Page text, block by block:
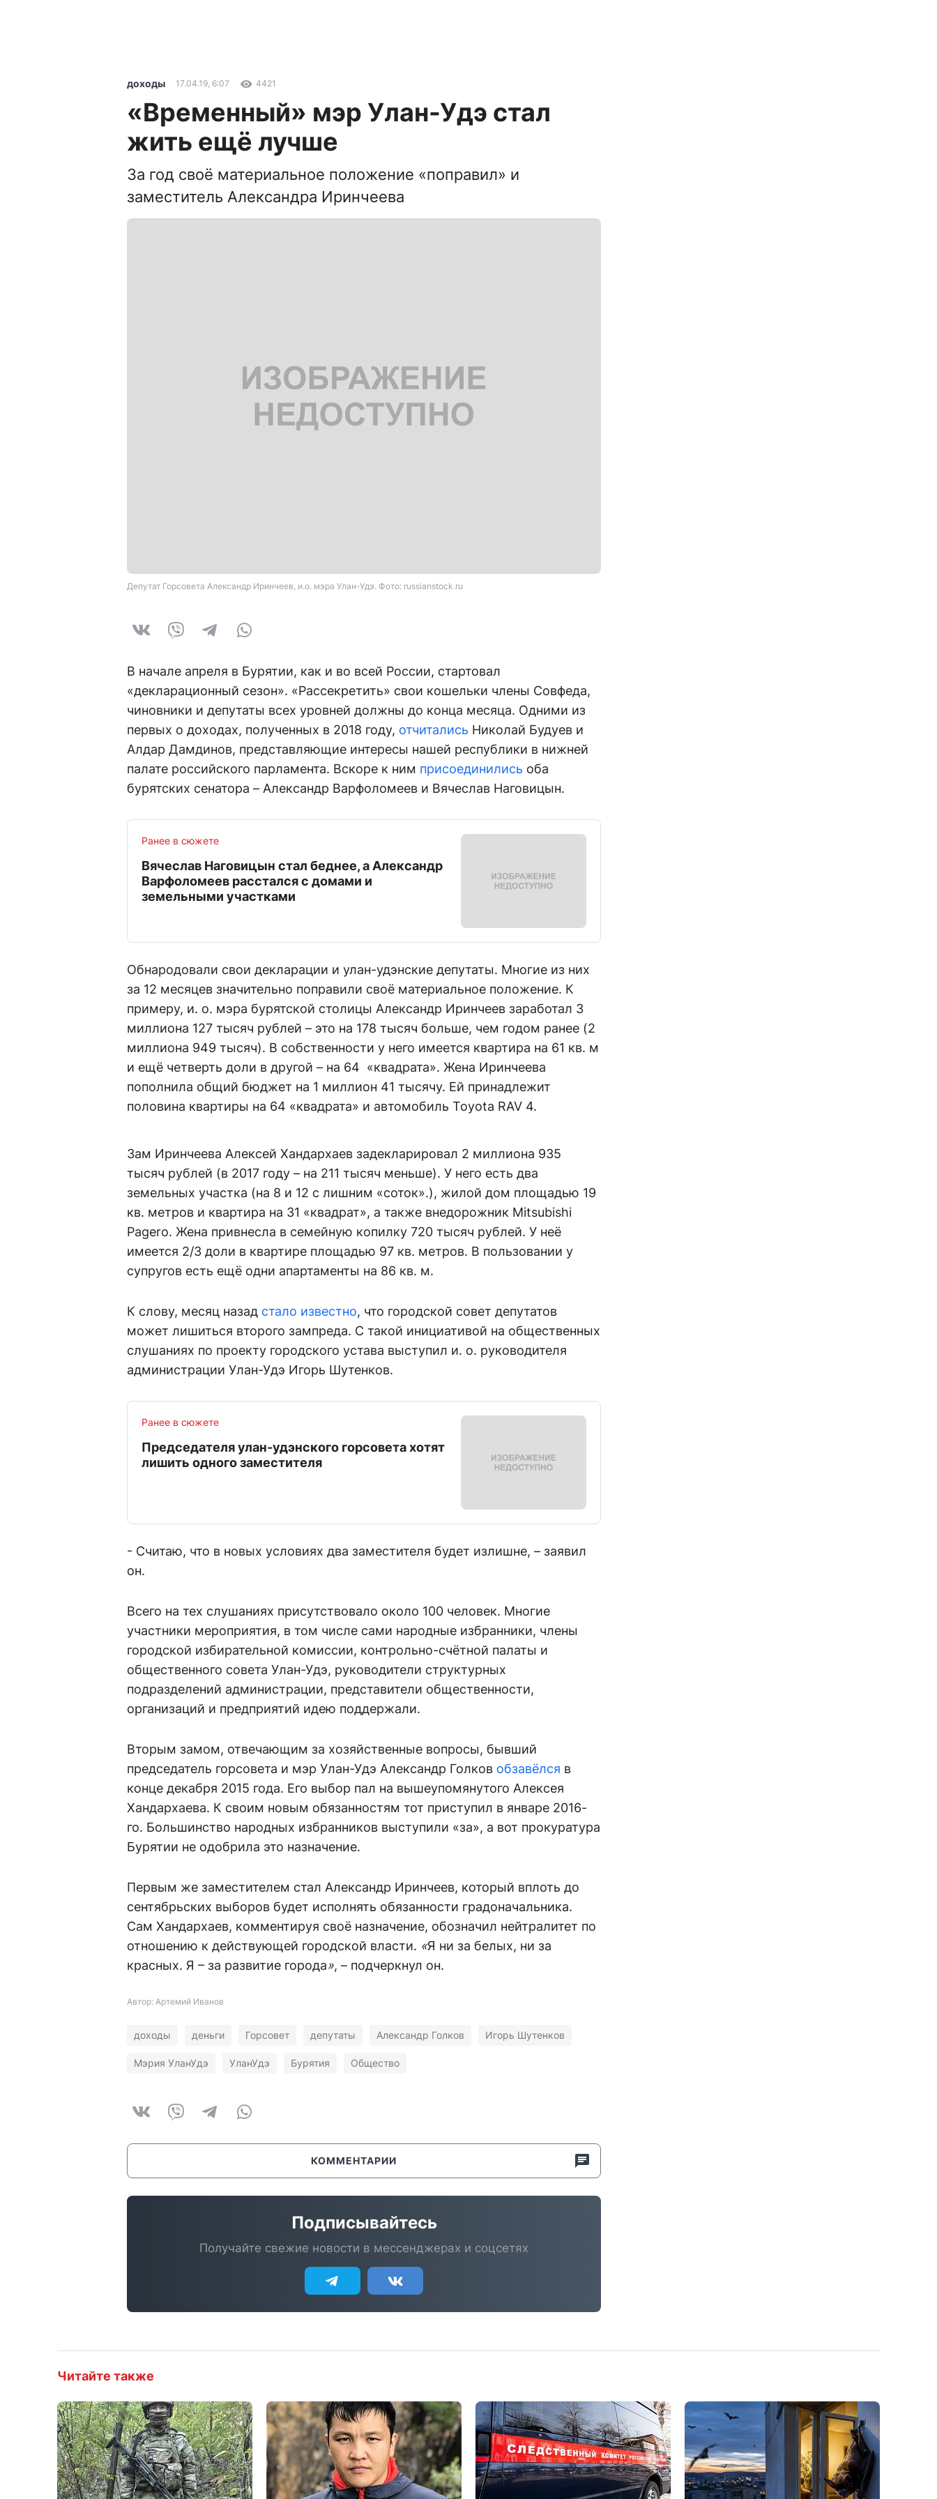
доходы 17.04.19, 6:07 4421
«Временный» мэр Улан-Удэ стал
жить ещё лучше
За год своё материальное положение «поправил» и
заместитель Александра Иринчеева
Депутат Горсовета Александр Иринчеев, и.о. мэра Улан-Удэ. Фото: russianstock.ru
В начале апреля в Бурятии, как и во всей России, стартовал
«декларационный сезон». «Рассекретить» свои кошельки члены Совфеда,
чиновники и депутаты всех уровней должны до конца месяца. Одними из
первых о доходах, полученных в 2018 году, отчитались Николай Будуев и
Алдар Дамдинов, представляющие интересы нашей республики в нижней
палате российского парламента. Вскоре к ним присоединились оба
бурятских сенатора – Александр Варфоломеев и Вячеслав Наговицын.
Ранее в сюжете
Вячеслав Наговицын стал беднее, а Александр
Варфоломеев расстался с домами и
земельными участками
Обнародовали свои декларации и улан-удэнские депутаты. Многие из них
за 12 месяцев значительно поправили своё материальное положение. К
примеру, и. о. мэра бурятской столицы Александр Иринчеев заработал 3
миллиона 127 тысяч рублей – это на 178 тысяч больше, чем годом ранее (2
миллиона 949 тысяч). В собственности у него имеется квартира на 61 кв. м
и ещё четверть доли в другой – на 64 «квадрата». Жена Иринчеева
пополнила общий бюджет на 1 миллион 41 тысячу. Ей принадлежит
половина квартиры на 64 «квадрата» и автомобиль Toyota RAV 4.
Зам Иринчеева Алексей Хандархаев задекларировал 2 миллиона 935
тысяч рублей (в 2017 году – на 211 тысяч меньше). У него есть два
земельных участка (на 8 и 12 с лишним «соток».), жилой дом площадью 19
кв. метров и квартира на 31 «квадрат», а также внедорожник Mitsubishi
Pagero. Жена привнесла в семейную копилку 720 тысяч рублей. У неё
имеется 2/3 доли в квартире площадью 97 кв. метров. В пользовании у
супругов есть ещё одни апартаменты на 86 кв. м.
К слову, месяц назад стало известно, что городской совет депутатов
может лишиться второго зампреда. С такой инициативой на общественных
слушаниях по проекту городского устава выступил и. о. руководителя
администрации Улан-Удэ Игорь Шутенков.
Ранее в сюжете
Председателя улан-удэнского горсовета хотят
лишить одного заместителя
- Считаю, что в новых условиях два заместителя будет излишне, – заявил
он.
Всего на тех слушаниях присутствовало около 100 человек. Многие
участники мероприятия, в том числе сами народные избранники, члены
городской избирательной комиссии, контрольно-счётной палаты и
общественного совета Улан-Удэ, руководители структурных
подразделений администрации, представители общественности,
организаций и предприятий идею поддержали.
Вторым замом, отвечающим за хозяйственные вопросы, бывший
председатель горсовета и мэр Улан-Удэ Александр Голков обзавёлся в
конце декабря 2015 года. Его выбор пал на вышеупомянутого Алексея
Хандархаева. К своим новым обязанностям тот приступил в январе 2016-
го. Большинство народных избранников выступили «за», а вот прокуратура
Бурятии не одобрила это назначение.
Первым же заместителем стал Александр Иринчеев, который вплоть до
сентябрьских выборов будет исполнять обязанности градоначальника.
Сам Хандархаев, комментируя своё назначение, обозначил нейтралитет по
отношению к действующей городской власти. «Я ни за белых, ни за
красных. Я – за развитие города», – подчеркнул он.
Автор: Артемий Иванов
доходы деньги Горсовет депутаты Александр Голков Игорь Шутенков
Мэрия УланУдэ УланУдэ Бурятия Общество
КОММЕНТАРИИ
Подписывайтесь
Получайте свежие новости в мессенджерах и соцсетях
Читайте также